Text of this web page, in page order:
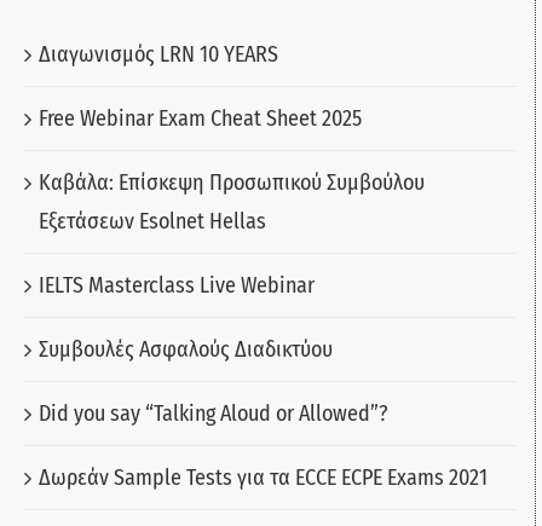
Διαγωνισμός LRN 10 YEARS
Free Webinar Exam Cheat Sheet 2025
Καβάλα: Επίσκεψη Προσωπικού Συμβούλου
Εξετάσεων Esolnet Hellas
IELTS Masterclass Live Webinar
Συμβουλές Ασφαλούς Διαδικτύου
Did you say “Talking Aloud or Allowed”?
Δωρεάν Sample Tests για τα ECCE ECPE Exams 2021